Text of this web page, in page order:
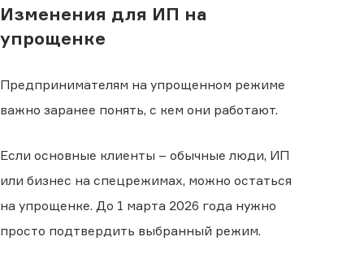
Изменения для ИП на
упрощенке
Предпринимателям на упрощенном режиме
важно заранее понять, с кем они работают.
Если основные клиенты – обычные люди, ИП
или бизнес на спецрежимах, можно остаться
на упрощенке. До 1 марта 2026 года нужно
просто подтвердить выбранный режим.